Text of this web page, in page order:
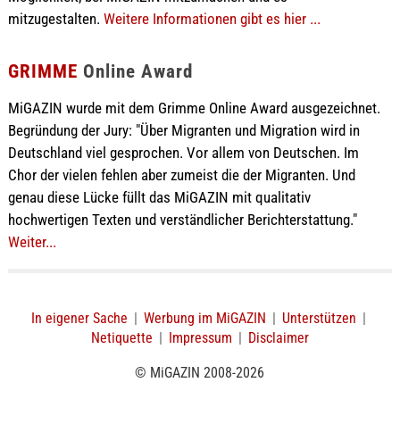
mitzugestalten. Weitere Informationen gibt es hier ...
GRIMME Online Award
MiGAZIN wurde mit dem Grimme Online Award ausgezeichnet.
Begründung der Jury: "Über Migranten und Migration wird in
Deutschland viel gesprochen. Vor allem von Deutschen. Im
Chor der vielen fehlen aber zumeist die der Migranten. Und
genau diese Lücke füllt das MiGAZIN mit qualitativ
hochwertigen Texten und verständlicher Berichterstattung."
Weiter...
In eigener Sache Werbung im MiGAZIN Unterstützen
Netiquette
Impressum Disclaimer
© MiGAZIN 2008-2026